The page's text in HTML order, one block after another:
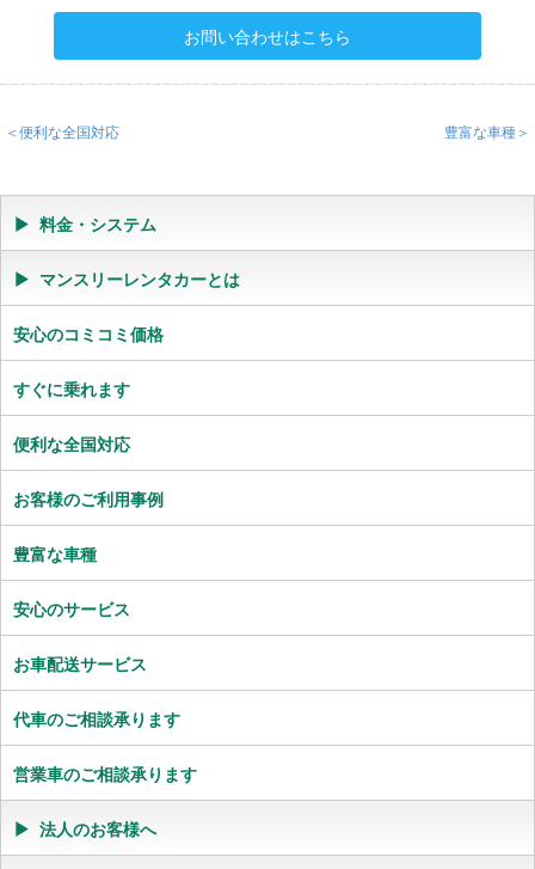
お問い合わせはこちら
＜便利な全国対応 豊富な車種＞
料金・システム
マンスリーレンタカーとは
安心のコミコミ価格
すぐに乗れます
便利な全国対応
お客様のご利用事例
豊富な車種
安心のサービス
お車配送サービス
代車のご相談承ります
営業車のご相談承ります
法人のお客様へ